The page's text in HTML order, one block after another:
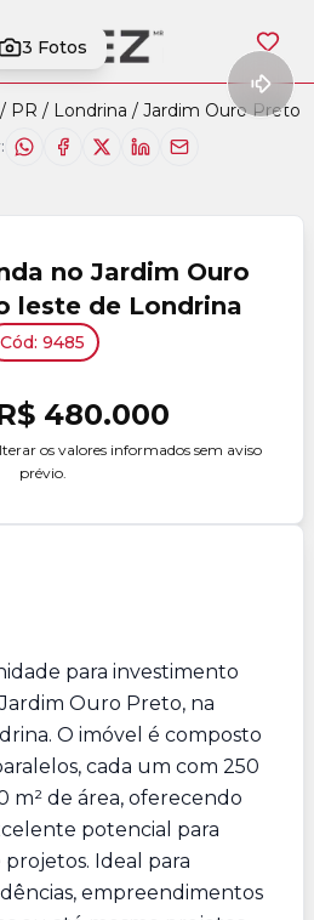
3 Fotos
/ PR / Londrina / Jardim Ouro Preto
no Jardim Ouro
leste de Londrina
Cód: 9485
480.000
os valores informados sem aviso
prévio.
para investimento
Ouro Preto, na
O imóvel é composto
cada um com 250
m² de área, oferecendo
potencial para
Ideal para
empreendimentos